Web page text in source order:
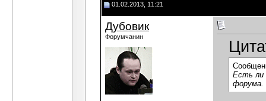
01.02.2013, 11:21
Дубовик
Форумчанин
Есть ли
форума.